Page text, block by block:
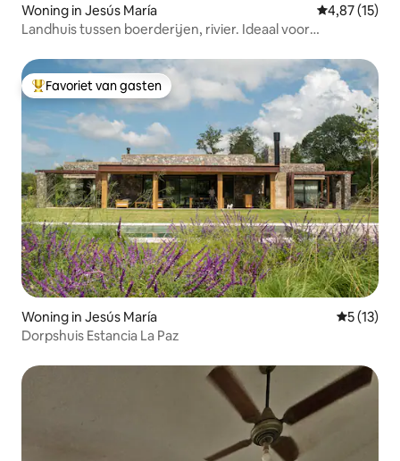
Woning in Jesús María Gemiddelde
4,87 (15)
Landhuis tussen boerderijen, rivier. Ideaal voor
Topfavoriet van gasten
Favoriet van gasten
Woning in Jesús María
5 (13)
Dorpshuis Estancia La Paz